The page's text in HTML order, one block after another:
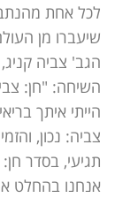
הגב' צביה
השיחה: "חן:
הייתי איתך
צביה: נכון,
תגיעי, בסדר
אנחנו בהחלט